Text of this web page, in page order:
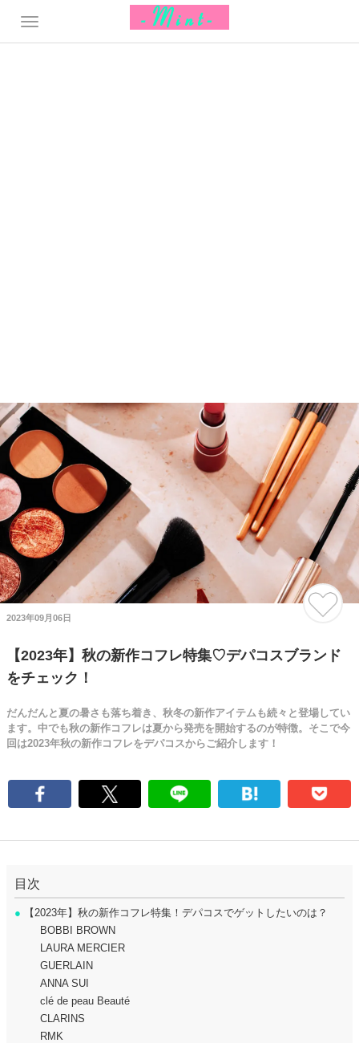
2023年09月06日
【2023年】秋の新作コフレ特集♡デパコスブランド
をチェック！
だんだんと夏の暑さも落ち着き、秋冬の新作アイテムも続々と登場してい
ます。中でも秋の新作コフレは夏から発売を開始するのが特徴。そこで今
回は2023年秋の新作コフレをデパコスからご紹介します！
目次
● 【2023年】秋の新作コフレ特集！デパコスでゲットしたいのは？
BOBBI BROWN
LAURA MERCIER
GUERLAIN
ANNA SUI
clé de peau Beauté
CLARINS
RMK